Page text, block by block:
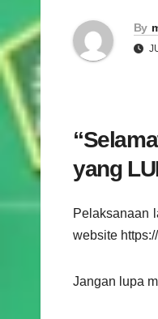
By
yang
Pelaksanaan
website
Jangan lupa